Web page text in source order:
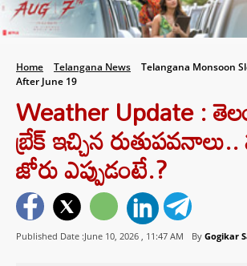
Home Telangana News
Telangana Monsoon
After June 19
Weather Update :
బ్రేక్ ఇచ్చిన
జోరు ఎప్పుడంటే.?
Published Date :June 10, 2026 , 11:47 AM By Gogikar